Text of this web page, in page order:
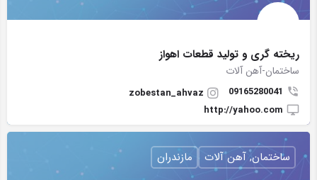
ریخته گری و تولید قطعات اهواز
ساختمان-آهن آلات
09165280041
zobestan_ahvaz
http://yahoo.com
ساختمان, آهن آلات مازندران